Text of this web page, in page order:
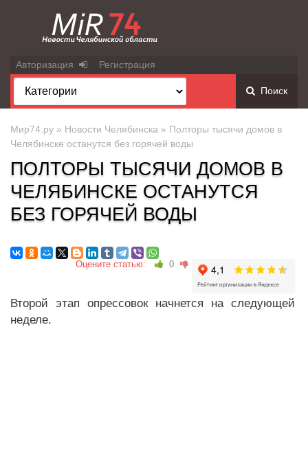
Авторизация Регистрация
Поиск
Мир74.ру » Новости Челябинска » Полторы тысячи домов в
Челябинске останутся без горячей воды
ПОЛТОРЫ ТЫСЯЧИ ДОМОВ В
ЧЕЛЯБИНСКЕ ОСТАНУТСЯ
БЕЗ ГОРЯЧЕЙ ВОДЫ
Оцените статью: 0
Второй этап опрессовок начнется на следующей
неделе.